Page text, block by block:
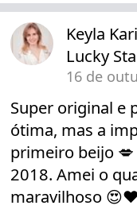
Keyla
Lucky
16 de
Super original e
ótima, mas a
primeiro beijo
2018. Amei o
maravilhoso 😍❤️